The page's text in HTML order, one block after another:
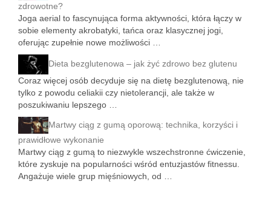
zdrowotne?
Joga aerial to fascynująca forma aktywności, która łączy w
sobie elementy akrobatyki, tańca oraz klasycznej jogi,
oferując zupełnie nowe możliwości …
Dieta bezglutenowa – jak żyć zdrowo bez glutenu
Coraz więcej osób decyduje się na dietę bezglutenową, nie
tylko z powodu celiakii czy nietolerancji, ale także w
poszukiwaniu lepszego …
Martwy ciąg z gumą oporową: technika, korzyści i
prawidłowe wykonanie
Martwy ciąg z gumą to niezwykle wszechstronne ćwiczenie,
które zyskuje na popularności wśród entuzjastów fitnessu.
Angażuje wiele grup mięśniowych, od …